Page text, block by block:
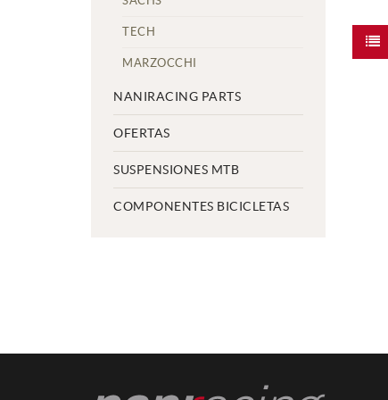
TECH
MARZOCCHI
NANIRACING PARTS
OFERTAS
SUSPENSIONES MTB
COMPONENTES BICICLETAS